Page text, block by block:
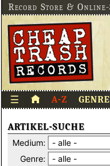
Record Store & Online-
☰ A-Z
ARTIKEL-SUCHE
Medium:
Genre: